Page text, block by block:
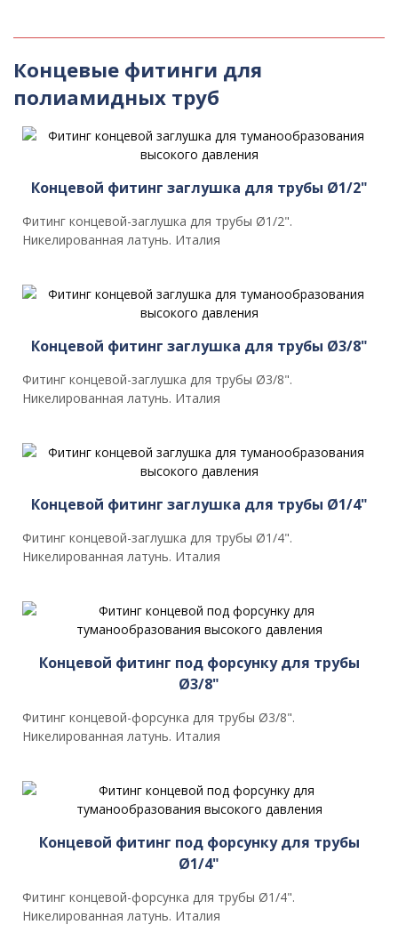
Концевые фитинги для
полиамидных труб
Концевой фитинг заглушка для трубы Ø1/2"
Фитинг концевой-заглушка для трубы Ø1/2".
Никелированная латунь. Италия
Концевой фитинг заглушка для трубы Ø3/8"
Фитинг концевой-заглушка для трубы Ø3/8".
Никелированная латунь. Италия
Концевой фитинг заглушка для трубы Ø1/4"
Фитинг концевой-заглушка для трубы Ø1/4".
Никелированная латунь. Италия
Концевой фитинг под форсунку для трубы
Ø3/8"
Фитинг концевой-форсунка для трубы Ø3/8".
Никелированная латунь. Италия
Концевой фитинг под форсунку для трубы
Ø1/4"
Фитинг концевой-форсунка для трубы Ø1/4".
Никелированная латунь. Италия